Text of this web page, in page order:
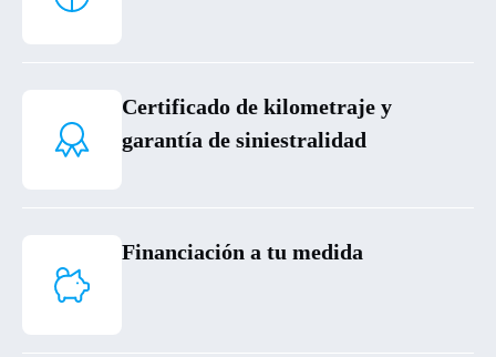
Certificado de kilometraje y
garantía de siniestralidad
Financiación a tu medida